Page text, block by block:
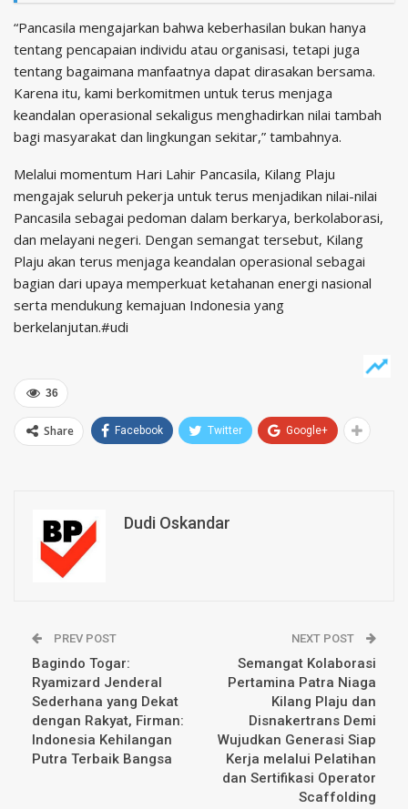
“Pancasila mengajarkan bahwa keberhasilan bukan hanya
tentang pencapaian individu atau organisasi, tetapi juga
tentang bagaimana manfaatnya dapat dirasakan bersama.
Karena itu, kami berkomitmen untuk terus menjaga
keandalan operasional sekaligus menghadirkan nilai tambah
bagi masyarakat dan lingkungan sekitar,” tambahnya.
Melalui momentum Hari Lahir Pancasila, Kilang Plaju
mengajak seluruh pekerja untuk terus menjadikan nilai-nilai
Pancasila sebagai pedoman dalam berkarya, berkolaborasi,
dan melayani negeri. Dengan semangat tersebut, Kilang
Plaju akan terus menjaga keandalan operasional sebagai
bagian dari upaya memperkuat ketahanan energi nasional
serta mendukung kemajuan Indonesia yang
berkelanjutan.#udi
36
Share Facebook Twitter Google+
Dudi Oskandar
PREV POST
Bagindo Togar:
Ryamizard Jenderal
Sederhana yang Dekat
dengan Rakyat, Firman:
Indonesia Kehilangan
Putra Terbaik Bangsa
NEXT POST
Semangat Kolaborasi
Pertamina Patra Niaga
Kilang Plaju dan
Disnakertrans Demi
Wujudkan Generasi Siap
Kerja melalui Pelatihan
dan Sertifikasi Operator
Scaffolding